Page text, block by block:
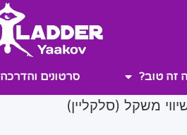
זה טוב? סרטונים והדרכה
משקל (סלקליין)